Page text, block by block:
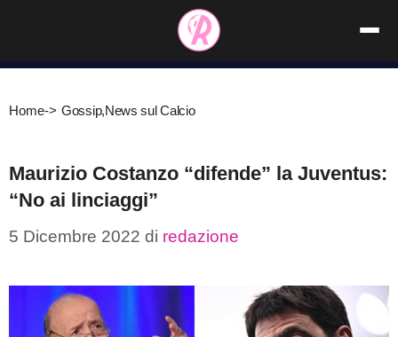
contenuto
Home-> Gossip,News sul Calcio
Maurizio Costanzo “difende” la Juventus:
“No ai linciaggi”
5 Dicembre 2022 di redazione